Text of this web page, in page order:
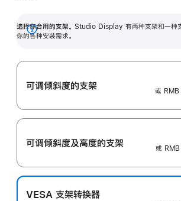
选择你合用的支架。 Studio Display 有两种支架和一种
你的各种安装需求。
展
可调倾斜度的支架
或
可调倾斜度及高‍度的支‍架
或
VESA 支架转换器